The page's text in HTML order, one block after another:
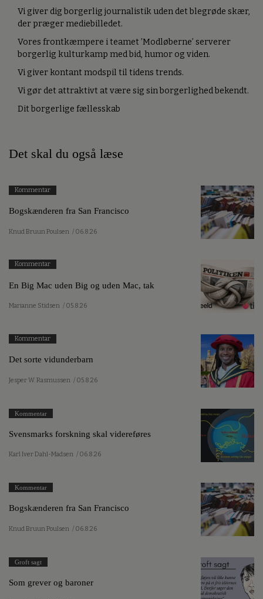
Vi giver dig borgerlig journalistik uden det blegrøde skær,
der præger mediebilledet.
Vores frontkæmpere i teamet ’Modløberne’ serverer
borgerlig kulturkamp med bid, humor og viden.
Vi giver kontant modspil til tidens trends.
Vi gør det attraktivt at være sig sin borgerlighed bekendt.
Dit borgerlige fællesskab
Det skal du også læse
Kommentar
Bogskænderen fra San Francisco
Knud Bruun Poulsen / 06.8.26
Kommentar
En Big Mac uden Big og uden Mac, tak
Marianne Stidsen / 05.8.26
Kommentar
Det sorte vidunderbarn
Jesper W. Rasmussen / 05.8.26
Kommentar
Svensmarks forskning skal videreføres
Karl Iver Dahl-Madsen / 06.8.26
Kommentar
Bogskænderen fra San Francisco
Knud Bruun Poulsen / 06.8.26
Groft sagt
Som grever og baroner